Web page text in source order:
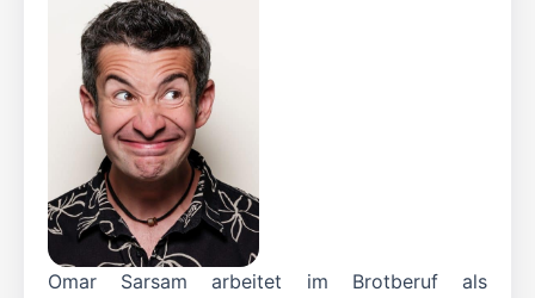
Omar Sarsam arbeitet im Brotberuf als